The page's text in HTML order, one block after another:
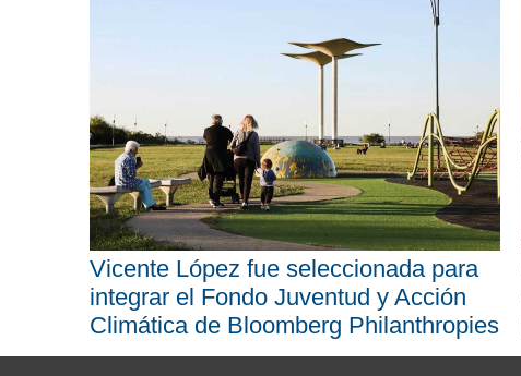
Vicente López fue seleccionada para
integrar el Fondo Juventud y Acción
Climática de Bloomberg Philanthropies